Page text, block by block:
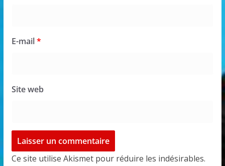
E-mail*
Site web
Ce site utilise Akismet pour réduire les indésirables.